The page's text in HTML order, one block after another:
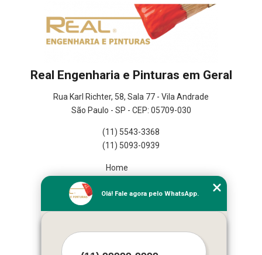
Real Engenharia e Pinturas em Geral
Rua Karl Richter, 58, Sala 77 - Vila Andrade
São Paulo - SP - CEP: 05709-030
(11) 5543-3368
(11) 5093-0939
Home
Missão
Mapa do site
Olá! Fale agora pelo WhatsApp.